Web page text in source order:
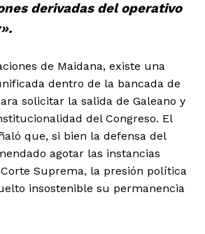
derivadas del operativo
de Maidana, existe una
dentro de la bancada de
solicitar la salida de Galeano y
del Congreso. El
que, si bien la defensa del
agotar las instancias
Suprema, la presión política
insostenible su permanencia